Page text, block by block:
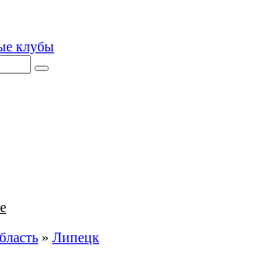
клубы
» Липецк